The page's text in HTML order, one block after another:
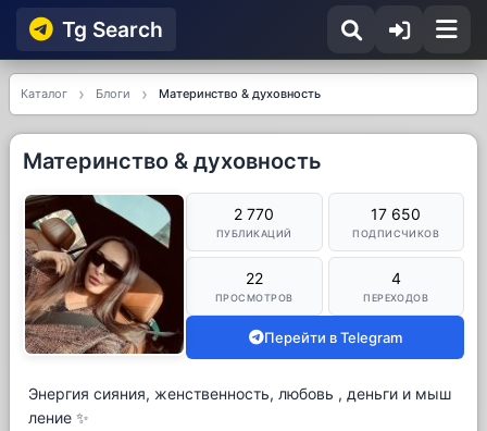
Tg Searсh
Каталог Блоги Материнство & духовность
Материнство & духовность
2 770
ПУБЛИКАЦИЙ
17 650
ПОДПИСЧИКОВ
22
ПРОСМОТРОВ
4
ПЕРЕХОДОВ
Перейти в Telegram
Энергия сияния, женственность, любовь , деньги и мыш
ление ✨